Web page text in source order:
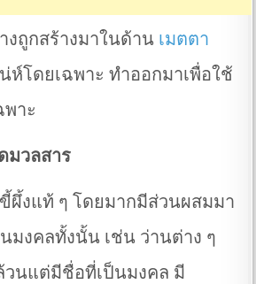
งถูกสร้างมาในด้าน เมตตา
ห์โดยเฉพาะ ทำออกมาเพื่อใช้
าะ
มวลสาร
ผึ้งแท้ ๆ โดยมากมีส่วนผสมมา
มงคลทั้งนั้น เช่น ว่านต่าง ๆ
วนแต่มีชื่อที่เป็นมงคล มี